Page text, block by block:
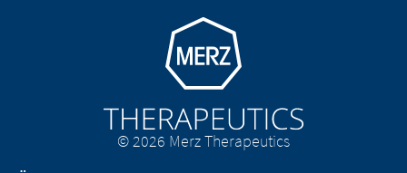
Go to homepage
© 2026 Merz Therapeutics